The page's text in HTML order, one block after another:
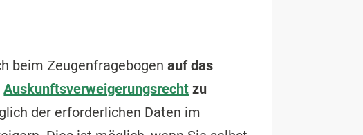
beim Zeugenfragebogenauf das
Auskunftsverweigerungsrecht zu
der erforderlichen Daten im